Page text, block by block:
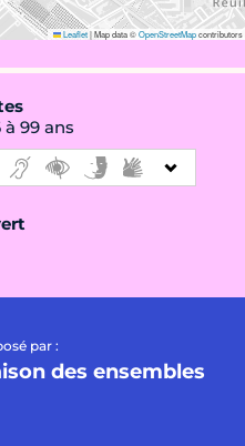
Leaflet|Map data ©OpenStreetMapcontributors
à 99 ans
par :
des ensembles